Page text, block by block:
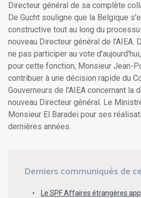
Directeur général de sa complète
De Gucht souligne que la Belgique
constructive tout au long du
nouveau Directeur général de l'AIEA.
ne pas participer au vote
pour cette fonction, Monsieur Jean-
contribuer à une décision rapide du
Gouverneurs de l'AIEA concernant la
nouveau Directeur général. Le
Monsieur El Baradei pour ses
dernières années.
Derniers communiqués de
Le SPF Affaires étrangères